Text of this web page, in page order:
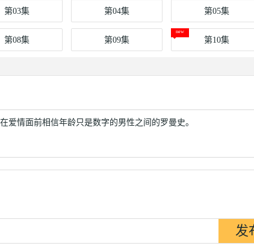
第03集 第04集 第05集
第08集 第09集 第10集
爱情面前相信年龄只是数字的男性之间的罗曼史。